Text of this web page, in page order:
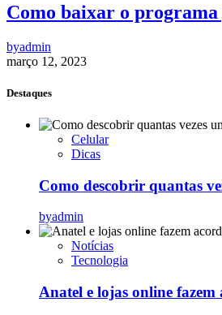
Como baixar o programa
byadmin
março 12, 2023
Destaques
Celular
Dicas
Como descobrir quantas
byadmin
Notícias
Tecnologia
Anatel e lojas online